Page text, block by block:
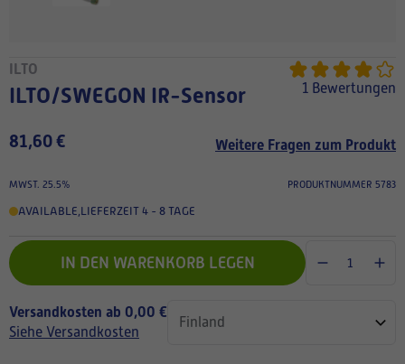
ILTO
ILTO/SWEGON IR-Sensor 1 Bewertungen
81,60 € Weitere Fragen zum Produkt
MWST. 25.5% PRODUKTNUMMER 5783
AVAILABLE,LIEFERZEIT 4 - 8 TAGE
IN DEN WARENKORB LEGEN
Versandkosten ab 0,00 €
Siehe Versandkosten